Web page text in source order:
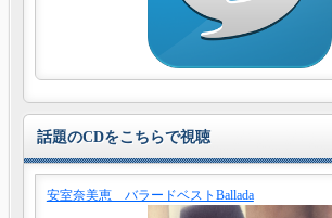
話題のCDをこちらで視聴
安室奈美恵 バラードベストBallada